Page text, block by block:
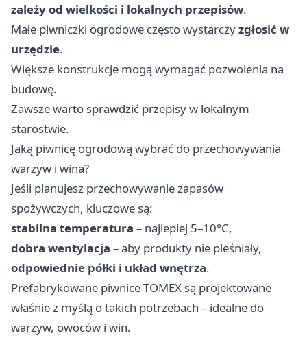
zależy od wielkości i lokalnych przepisów.
Małe piwniczki ogrodowe często wystarczyzgłosić w
urzędzie.
Większe konstrukcje mogą wymagać pozwolenia na
budowę.
Zawsze warto sprawdzić przepisy w lokalnym
starostwie.
Jaką piwnicę ogrodową wybrać do przechowywania
warzyw i wina?
Jeśli planujesz przechowywanie zapasów
spożywczych, kluczowe są:
stabilna temperatura – najlepiej 5–10°C,
dobra wentylacja – aby produkty nie pleśniały,
odpowiednie półki i układ wnętrza.
Prefabrykowane piwnice TOMEX są projektowane
właśnie z myślą o takich potrzebach – idealne do
warzyw, owoców i win.